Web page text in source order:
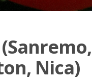
Nica)